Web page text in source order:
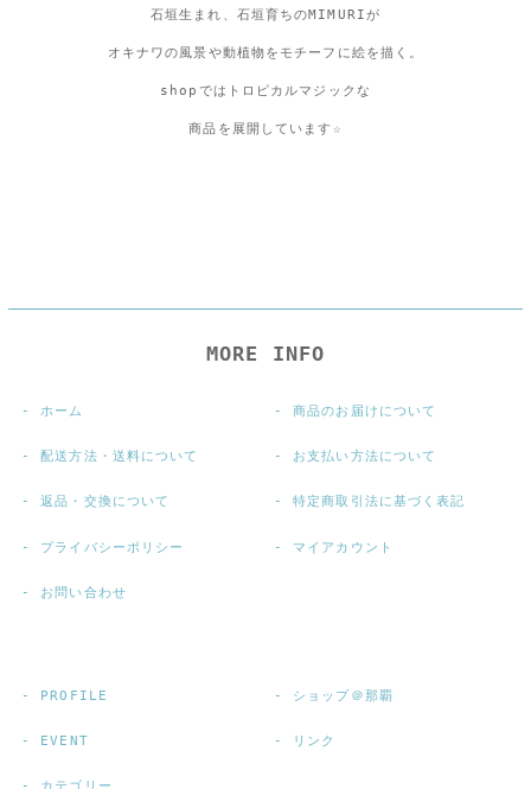
石垣生まれ、石垣育ちのMIMURIが
オキナワの風景や動植物をモチーフに絵を描く。
shopではトロピカルマジックな
商品を展開しています☆
MORE INFO
ホーム 商品のお届けについて
配送方法・送料について お支払い方法について
返品・交換について 特定商取引法に基づく表記
プライバシーポリシー マイアカウント
お問い合わせ
PROFILE ショップ＠那覇
EVENT リンク